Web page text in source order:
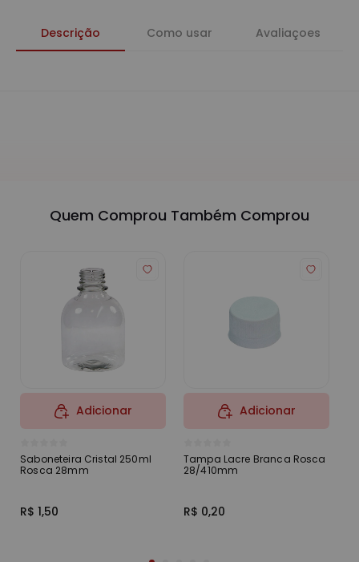
Descrição Como usar Avaliaçoes
Quem Comprou Também Comprou
Saboneteira Cristal 250ml
Rosca 28mm
R$ 1,50
Adicionar
Tampa Lacre Branca Rosca
28/410mm
R$ 0,20
Adicionar